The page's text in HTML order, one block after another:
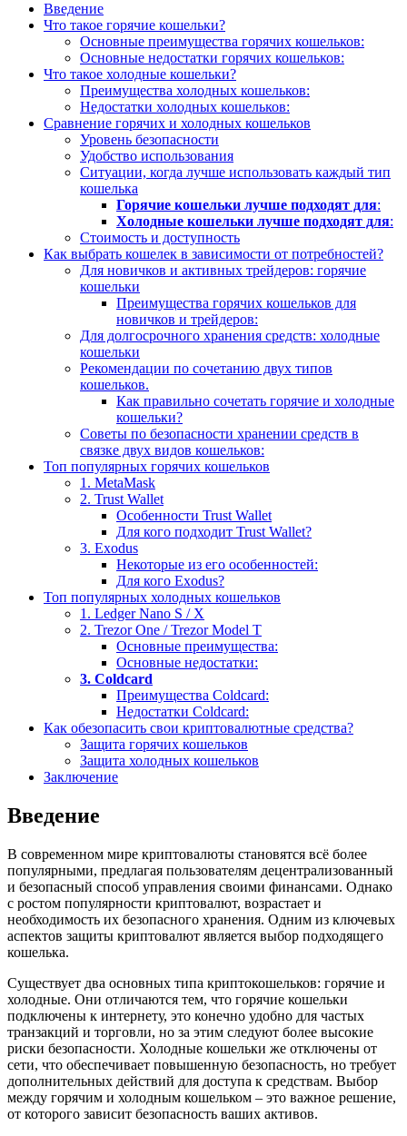
Введение
Что такое горячие кошельки?
Основные преимущества горячих кошельков:
Основные недостатки горячих кошельков:
Что такое холодные кошельки?
Преимущества холодных кошельков:
Недостатки холодных кошельков:
Сравнение горячих и холодных кошельков
Уровень безопасности
Удобство использования
Ситуации, когда лучше использовать каждый тип
кошелька
Горячие кошельки лучше подходят для:
Холодные кошельки лучше подходят для:
Стоимость и доступность
Как выбрать кошелек в зависимости от потребностей?
Для новичков и активных трейдеров: горячие
кошельки
Преимущества горячих кошельков для
новичков и трейдеров:
Для долгосрочного хранения средств: холодные
кошельки
Рекомендации по сочетанию двух типов
кошельков.
Как правильно сочетать горячие и холодные
кошельки?
Советы по безопасности хранении средств в
связке двух видов кошельков:
Топ популярных горячих кошельков
1. MetaMask
2. Trust Wallet
Особенности Trust Wallet
Для кого подходит Trust Wallet?
3. Exodus
Некоторые из его особенностей:
Для кого Exodus?
Топ популярных холодных кошельков
1. Ledger Nano S / X
2. Trezor One / Trezor Model T
Основные преимущества:
Основные недостатки:
3. Coldcard
Преимущества Coldcard:
Недостатки Coldcard:
Как обезопасить свои криптовалютные средства?
Защита горячих кошельков
Защита холодных кошельков
Заключение
Введение
В современном мире криптовалюты становятся всё более
популярными, предлагая пользователям децентрализованный
и безопасный способ управления своими финансами. Однако
с ростом популярности криптовалют, возрастает и
необходимость их безопасного хранения. Одним из ключевых
аспектов защиты криптовалют является выбор подходящего
кошелька.
Существует два основных типа криптокошельков: горячие и
холодные. Они отличаются тем, что горячие кошельки
подключены к интернету, это конечно удобно для частых
транзакций и торговли, но за этим следуют более высокие
риски безопасности. Холодные кошельки же отключены от
сети, что обеспечивает повышенную безопасность, но требует
дополнительных действий для доступа к средствам. Выбор
между горячим и холодным кошельком – это важное решение,
от которого зависит безопасность ваших активов.